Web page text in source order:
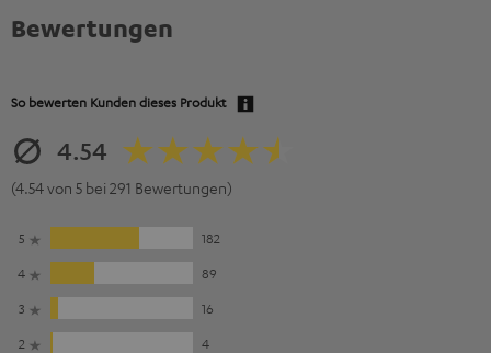
Bewertungen
So bewerten Kunden dieses Produkt
4.54
(4.54 von 5 bei 291 Bewertungen)
5
182
4
89
3
16
2
4